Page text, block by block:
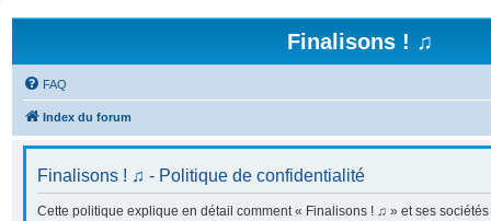
Finalisons ! ♫
FAQ
Index du forum
Finalisons ! ♫ - Politique de confidentialité
Cette politique explique en détail comment « Finalisons ! ♫ » et ses